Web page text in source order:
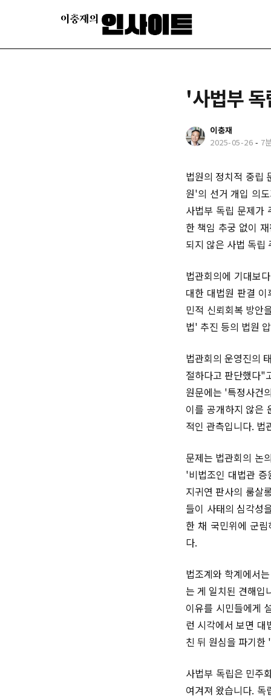
'사법부
이충재
2025-05-26 - 7
법원의 정치적 중립
원'의 선거 개입 의
사법부 독립 문제가
한 책임 추궁 없이
되지 않은 사법 독립
법관회의에 기대보
대한 대법원 판결
민적 신뢰회복 방안
법' 추진 등의 법원
법관회의 운영진의
절하다고 판단했다"
원문에는 '특정사건
이를 공개하지 않은
적인 관측입니다. 법
문제는 법관회의 논
'비법조인 대법관
지귀연 판사의 룸살
들이 사태의 심각성
한 채 국민위에 군
다.
법조계와 학계에서
는 게 일치된 견해입
이유를 시민들에게
런 시각에서 보면 대
친 뒤 원심을 파기한
사법부 독립은 민주
여겨져 왔습니다. 독